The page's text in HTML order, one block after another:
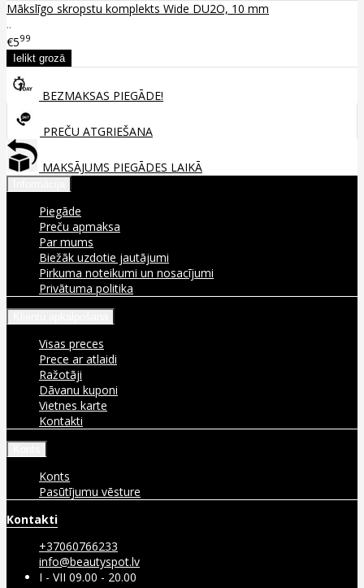
Mākslīgo skropstu komplekts Wide DU2O, 10 mm
..
€599
BEZMAKSAS PIEGĀDE!
PREČU ATGRIEŠANA
MAKSĀJUMS PIEGĀDES LAIKĀ
Piegāde
Preču apmaksa
Par mums
Biežāk uzdotie jautājumi
Pirkuma noteikumi un nosacījumi
Privātuma politika
Visas preces
Prece ar atlaidi
Ražotāji
Dāvanu kuponi
Vietnes karte
Kontakti
Konts
Pasūtījumu vēsture
Kontakti
+37060766233
info@beautyspot.lv
I - VII 09.00 - 20.00